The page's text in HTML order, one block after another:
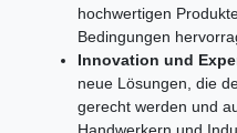
hochwertigen
Bedingungen
Innovation und
neue Lösungen, die
gerecht werden und
Handwerkern und